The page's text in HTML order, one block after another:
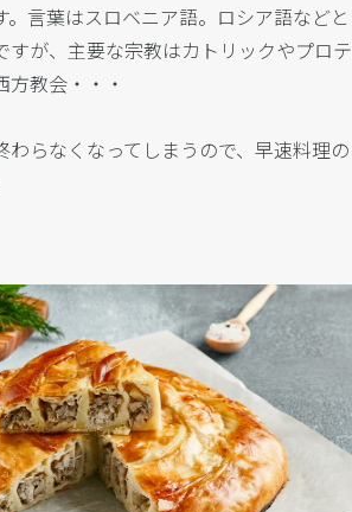
。言葉はスロベニア語。ロシア語などと
すが、主要な宗教はカトリックやプロテ
教会・・・
わらなくなってしまうので、早速料理の